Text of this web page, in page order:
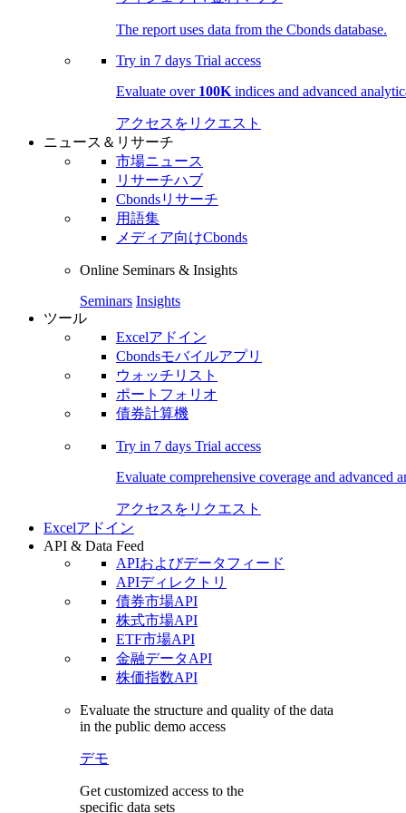
The report uses data from the Cbonds database.
Try in 7 days Trial access
Evaluate over 100K indices and advanced
アクセスをリクエスト
ニュース＆リサーチ
市場ニュース
リサーチハブ
Cbondsリサーチ
用語集
メディア向けCbonds
Online Seminars & Insights
Seminars Insights
ツール
Excelアドイン
Cbondsモバイルアプリ
ウォッチリスト
ポートフォリオ
債券計算機
Try in 7 days Trial access
Evaluate comprehensive coverage and advanced
アクセスをリクエスト
Excelアドイン
API & Data Feed
APIおよびデータフィード
APIディレクトリ
債券市場API
株式市場API
ETF市場API
金融データAPI
株価指数API
Evaluate the structure and quality of the data
in the public demo access
デモ
Get customized access to the
specific data sets